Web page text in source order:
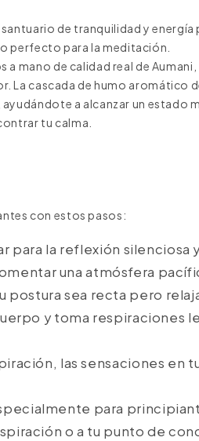
de tranquilidad y
perfecto para la meditación.
mano de calidad real de
La cascada de humo aromático
a alcanzar un estado
tu calma.
con estos pasos:
para la reflexión
una atmósfera
postura sea recta pero
y toma respiraciones
las sensaciones en
para
o a tu punto de